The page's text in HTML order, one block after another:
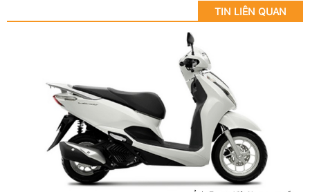
TIN LIÊN QUAN